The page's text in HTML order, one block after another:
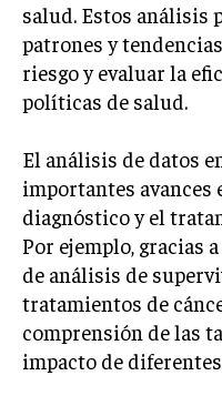
salud. Estos
patrones y
riesgo y evaluar la
políticas de salud.
El análisis de datos
importantes avances
diagnóstico y el
Por ejemplo, gracias
de análisis de
tratamientos de
comprensión de las
impacto de